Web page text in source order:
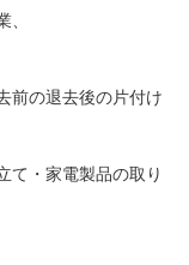
前の退去後の片付け
て・家電製品の取り